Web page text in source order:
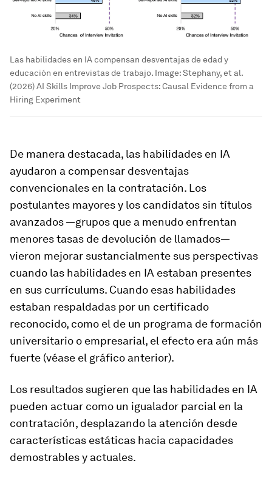
Las habilidades en IA compensan desventajas de edad y
educación en entrevistas de trabajo. Image:Stephany, et al.
(2026) AI Skills Improve Job Prospects: Causal Evidence from a
Hiring Experiment
De manera destacada, las habilidades en IA
ayudaron a compensar desventajas
convencionales en la contratación. Los
postulantes mayores y los candidatos sin títulos
avanzados —grupos que a menudo enfrentan
menores tasas de devolución de llamados—
vieron mejorar sustancialmente sus perspectivas
cuando las habilidades en IA estaban presentes
en sus currículums. Cuando esas habilidades
estaban respaldadas por un certificado
reconocido, como el de un programa de formación
universitario o empresarial, el efecto era aún más
fuerte (véase el gráfico anterior).
Los resultados sugieren que las habilidades en IA
pueden actuar como un igualador parcial en la
contratación, desplazando la atención desde
características estáticas hacia capacidades
demostrables y actuales.